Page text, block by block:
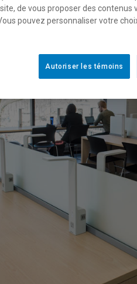
contribuent à un ouvrage
de vous proposer des contenus
pouvez personnaliser votre
Autoriser les témoins